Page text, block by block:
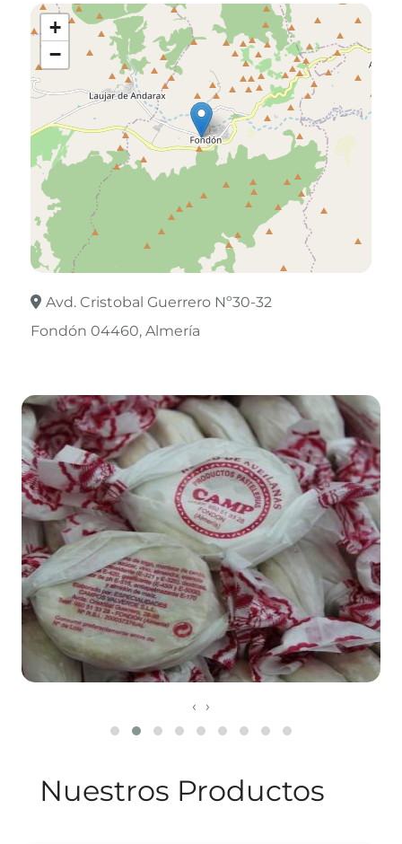
+
−
Leaflet© OpenStreetMapcontributors
Avd. Cristobal Guerrero Nº30-32
Fondón 04460 Almería
‹ ›
Nuestros Productos